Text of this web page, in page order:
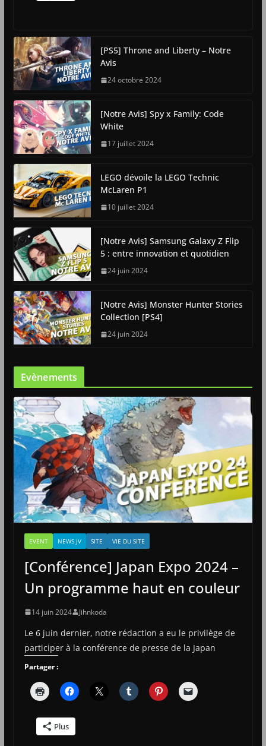
[PS5] Throne and Liberty – Notre
Avis
24 octobre 2024
[Notre Avis] Spy x Family: Code
White
17 juillet 2024
LEGO dévoile la LEGO Technic
McLaren P1
10 juillet 2024
[Notre Avis] Samsung Galaxy Z Flip
5 : entre innovation et quotidien
24 juin 2024
[Notre Avis] Monster Hunter Stories
Collection [PS4]
24 juin 2024
Evènements
EVENT NEWS JV SITE VIE DU SITE
[Conférence] Japan Expo 2024 –
Un programme haut en couleur
14 juin 2024 Jihnkoda
Le 6 juin dernier, notre rédaction a eu le privilège de
participer à la conférence de presse de la Japan
Partager :
Plus